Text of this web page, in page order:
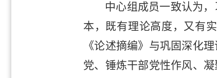
中心组成员一致认为
本，既有理论高度，又有
《论述摘编》与巩固深化
党、锤炼干部党性作风、